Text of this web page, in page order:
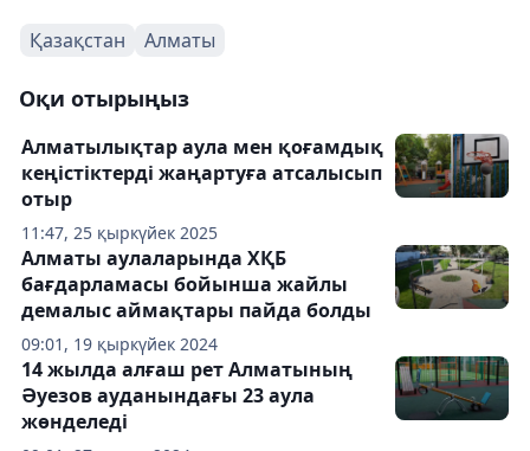
Қазақстан Алматы
Оқи отырыңыз
11:47, 25 қыркүйек 2025
Алматылықтар аула мен қоғамдық
кеңістіктерді жаңартуға атсалысып
отыр
09:01, 19 қыркүйек 2024
Алматы аулаларында ХҚБ
бағдарламасы бойынша жайлы
демалыс аймақтары пайда болды
14 жылда алғаш рет Алматының
Әуезов ауданындағы 23 аула
жөнделеді